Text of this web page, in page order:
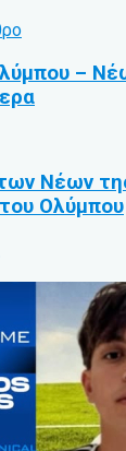
–
των Νέων
Ολύμπου